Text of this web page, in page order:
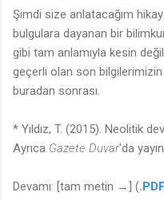
Şimdi size anlatacağım
bulgulara dayanan bir
gibi tam anlamıyla kesin
geçerli olan son bilgilerimizin
buradan sonrası.
* Yıldız, T. (2015). Neolitik
Ayrıca Gazete Duvar'da
Devamı: [tam metin →] (.PDF